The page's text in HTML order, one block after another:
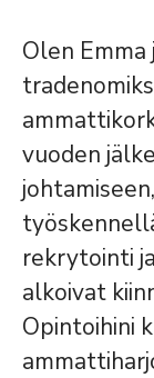
Olen
vuoden
rekrytointi
alkoivat
Opintoihini